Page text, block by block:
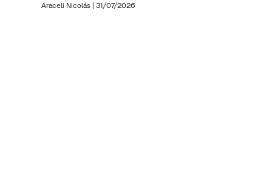
Araceli Nicolás | 31/07/2026